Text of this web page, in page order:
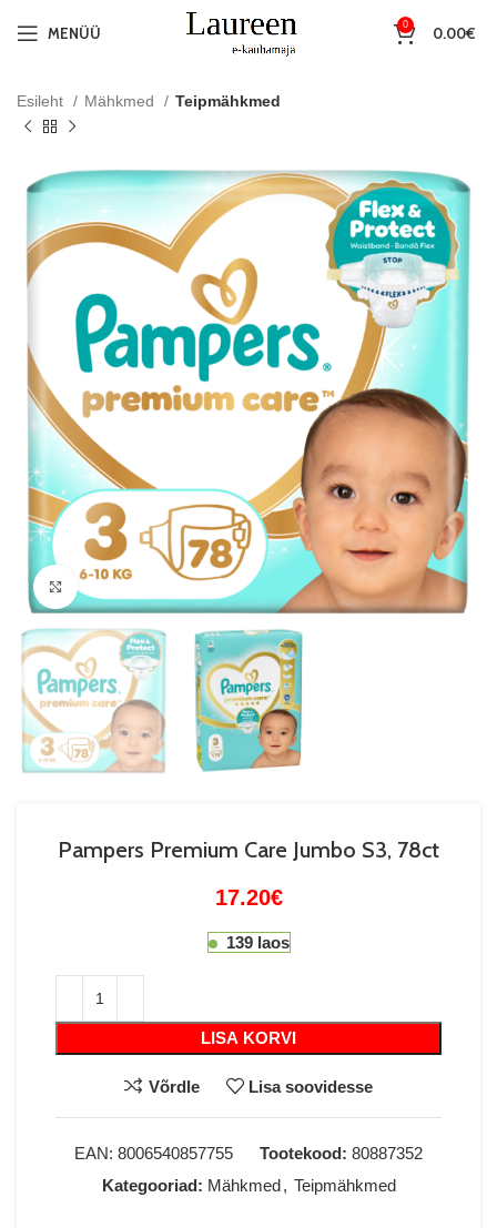
MENÜÜ 0 0.00€
Esileht Mähkmed Teipmähkmed
Suurenda
Pampers Premium Care Jumbo S3, 78ct
17.20€
139 laos
LISA KORVI
Võrdle Lisa soovidesse
EAN: 8006540857755 Tootekood: 80887352
Kategooriad: Mähkmed , Teipmähkmed